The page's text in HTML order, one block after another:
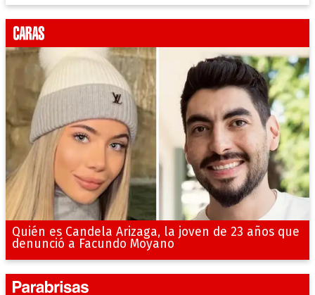
Quién es Candela Arizaga, la joven de 23 años que
denunció a Facundo Moyano